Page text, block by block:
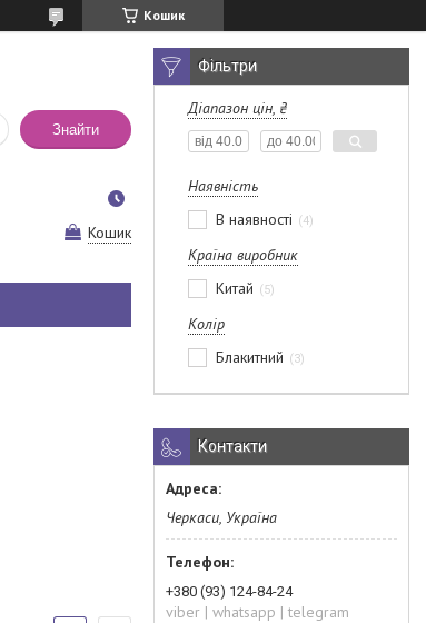
Кошик
Знайти
Кошик
Фільтри
Діапазон цін, ₴
Наявність
В наявності
4
Країна виробник
Китай
5
Колір
Блакитний
3
Контакти
Черкаси, Україна
+380 (93) 124-84-24
viber | whatsapp | telegram